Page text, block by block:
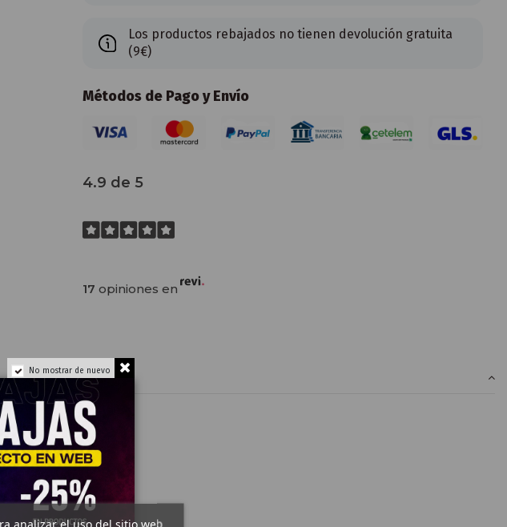
No mostrar de nuevo
Los productos rebajados no tienen devolución gratuita
(9€)
Métodos de Pago y Envío
4.9 de 5
17 opiniones en
analizar el uso del sitio web